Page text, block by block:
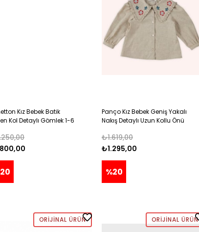
Kız Bebek Batik
Kol Detaylı Gömlek 1-6
Panço Kız Bebek Geniş Yakalı
Nakış Detaylı Uzun Kollu Önü
₺1.295,00
₺1.619,00
%20
ORIJINAL ÜRÜN ORIJINAL ÜRÜN